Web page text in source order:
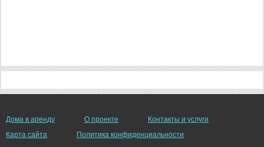
Дома в аренду О проекте
Контакты и услуги
Карта сайта
Политика конфиденциальности